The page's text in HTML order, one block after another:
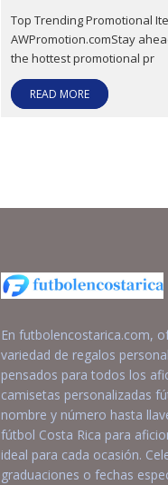
Top Trending Promotional
AWPromotion.comStay
the hottest promotional pr
READ MORE
En futbolencostarica.com,
variedad de regalos
pensados para todos los
camisetas personalizadas
nombre y número hasta
fútbol Costa Rica para
ideal para cada ocasión.
graduaciones o fechas